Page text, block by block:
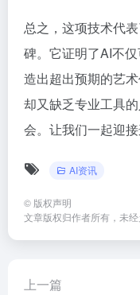
总之，这项技术代
碑。它证明了AI不
造出超出预期的艺
却又缺乏专业工具
会。让我们一起迎
AI资讯
© 版权声明
文章版权归作者所有，未经
上一篇